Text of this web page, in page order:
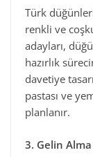
Türk
renkli ve
adayları,
hazırlık
davetiye
pastası ve
planlanır.
3. Gelin